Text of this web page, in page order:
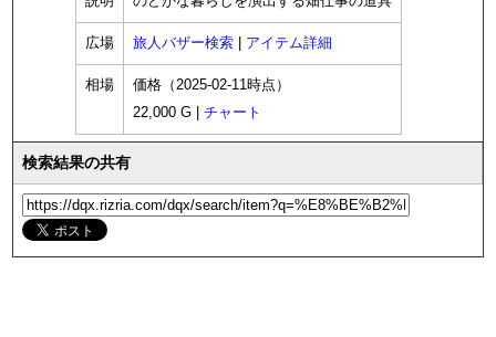
広場 旅人バザー検索 アイテム詳細
相場
価格（2025-02-11時点）
22,000 G | チャート
検索結果の共有